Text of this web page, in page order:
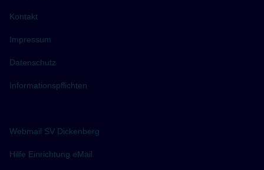
Kontakt
Impressum
Datenschutz
Informationspflichten
Webmail SV Dickenberg
Hilfe Einrichtung eMail